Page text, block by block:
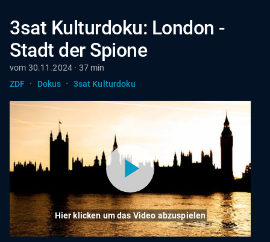
3sat Kulturdoku: London -
Stadt der Spione
vom 30.11.2024 · 37 min
ZDF · Dokus · 3sat Kulturdoku
Hier klicken um das Video abzuspielen